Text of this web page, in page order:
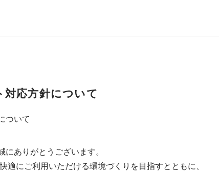
応⽅針について
ついて
ありがとうございます。
適にご利⽤いただける環境づくりを⽬指すとともに、